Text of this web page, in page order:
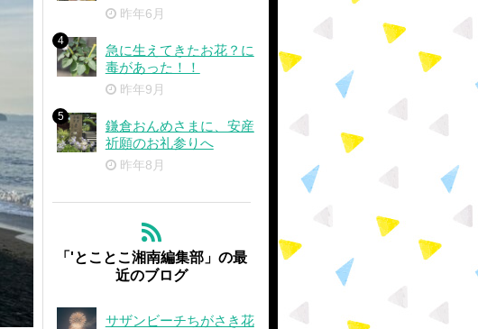
昨年6月
4
急に生えてきたお花？に
毒があった！！
昨年9月
5
鎌倉おんめさまに、安産
祈願のお礼参りへ
昨年8月
「'とことこ湘南編集部」の最
近のブログ
サザンビーチちがさき花